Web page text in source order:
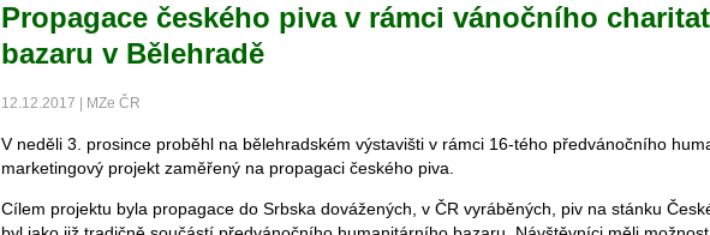
Propagace českého piva v rámci vánočního
bazaru v Bělehradě
12.12.2017 | MZe ČR
V neděli 3. prosince proběhl na bělehradském výstavišti v rámci 16-tého předvánočního
marketingový projekt zaměřený na propagaci českého piva.
Cílem projektu byla propagace do Srbska dovážených, v ČR vyráběných, piv na stánku